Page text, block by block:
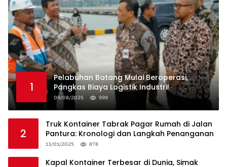
1
Pelabuhan Batang Mulai Beroperasi,
Pangkas Biaya Logistik Industri!
09/08/2025 999
2
Truk Kontainer Tabrak Pagar Rumah di Jalan
Pantura: Kronologi dan Langkah Penanganan
13/01/2025 878
Kapal Kontainer Terbesar di Dunia, Simak